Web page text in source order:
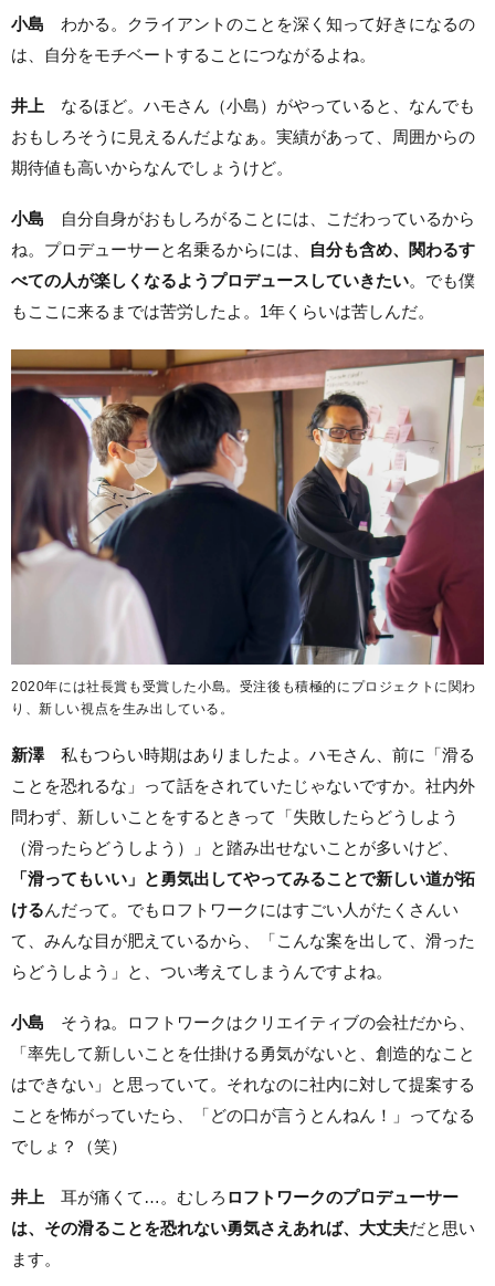
小島 わかる。クライアントのことを深く知って好きになるの
は、自分をモチベートすることにつながるよね。
井上 なるほど。ハモさん（小島）がやっていると、なんでも
おもしろそうに見えるんだよなぁ。実績があって、周囲からの
期待値も高いからなんでしょうけど。
小島 自分自身がおもしろがることには、こだわっているから
ね。プロデューサーと名乗るからには、
自分も含め、関わるす
べての人が楽しくなるようプロデュースしていきたい。でも僕
もここに来るまでは苦労したよ。1年くらいは苦しんだ。
2020年には社長賞も受賞した小島。受注後も積極的にプロジェクトに関わ
り、新しい視点を生み出している。
新澤私もつらい時期はありましたよ。ハモさん、前に「滑る
ことを恐れるな」って話をされていたじゃないですか。社内外
問わず、新しいことをするときって「失敗したらどうしよう
（滑ったらどうしよう）」と踏み出せないことが多いけど、
「滑ってもいい」と勇気出してやってみることで新しい道が拓
けるんだって。でもロフトワークにはすごい人がたくさんい
て、みんな目が肥えているから、「こんな案を出して、滑った
らどうしよう」と、つい考えてしまうんですよね。
小島 そうね。ロフトワークはクリエイティブの会社だから、
「率先して新しいことを仕掛ける勇気がないと、創造的なこと
はできない」と思っていて。それなのに社内に対して提案する
ことを怖がっていたら、「どの口が言うとんねん！」ってなる
でしょ？（笑）
井上 耳が痛くて…。むしろ ロフトワークのプロデューサー
は、その滑ることを恐れない勇気さえあれば、大丈夫だと思い
ます。